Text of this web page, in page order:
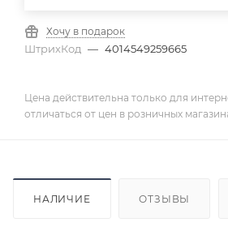
Хочу в подарок
ШтрихКод — 4014549259665
Цена действительна только для
отличаться от цен в розничных
НАЛИЧИЕ ОТЗЫВЫ